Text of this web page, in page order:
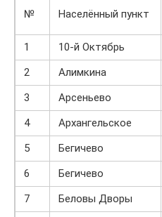
№ Населённый пункт
1
10-й Октябрь
2
Алимкина
3
Арсеньево
4
Архангельское
5
Бегичево
6
Бегичево
7
Беловы Дворы